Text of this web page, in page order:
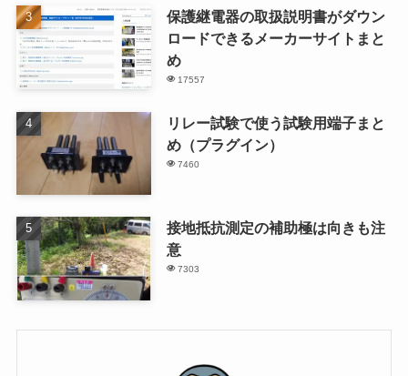
保護継電器の取扱説明書がダウン
ロードできるメーカーサイトまと
め
17557
リレー試験で使う試験用端子まと
め（プラグイン）
7460
接地抵抗測定の補助極は向きも注
意
7303